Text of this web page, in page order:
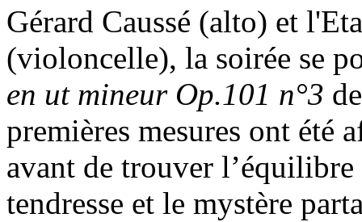
Gérard Caussé (alto) et
(violoncelle), la soirée se
en ut mineur Op.101 n°3
premières mesures ont été
avant de trouver
tendresse et le mystère